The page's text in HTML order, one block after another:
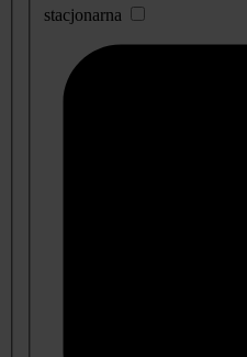
stacjonarna